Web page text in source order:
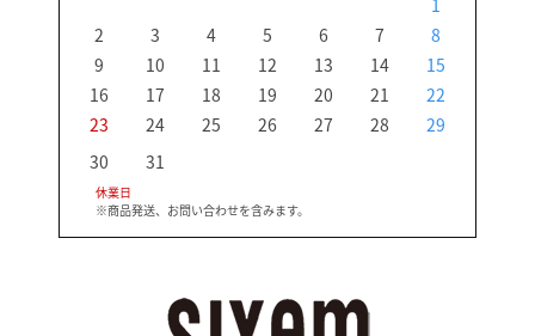
2
3 4 5 6 7
8
9
10 11 12 13 14
15
16
17 18 19 20 21
22
23
24 25 26 27 28
29
30
31
休業日
※商品発送、お問い合わせを含みます。